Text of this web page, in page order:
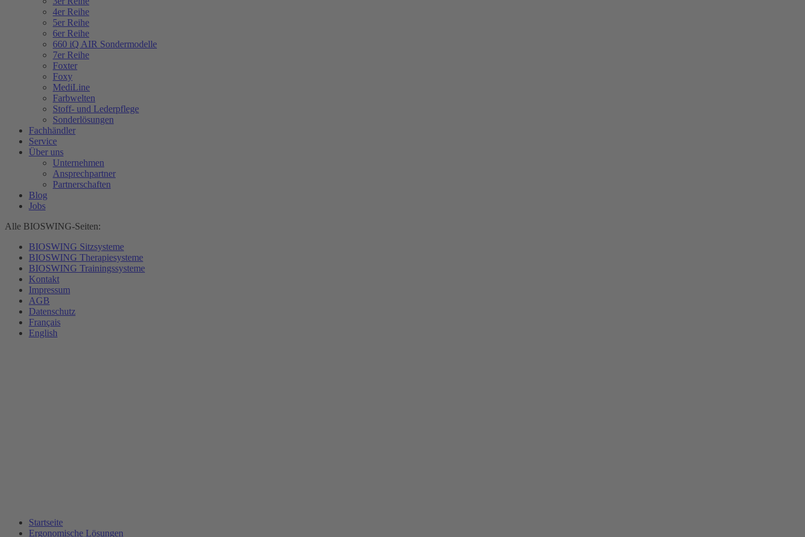
4er Reihe
5er Reihe
6er Reihe
660 iQ AIR Sondermodelle
7er Reihe
Foxter
Foxy
MediLine
Farbwelten
Stoff- und Lederpflege
Sonderlösungen
Fachhändler
Service
Über uns
Unternehmen
Ansprechpartner
Partnerschaften
Blog
Jobs
Alle BIOSWING-Seiten:
BIOSWING Sitzsysteme
BIOSWING Therapiesysteme
BIOSWING Trainingssysteme
Kontakt
Impressum
AGB
Datenschutz
Français
English
Startseite
Ergonomische Lösungen